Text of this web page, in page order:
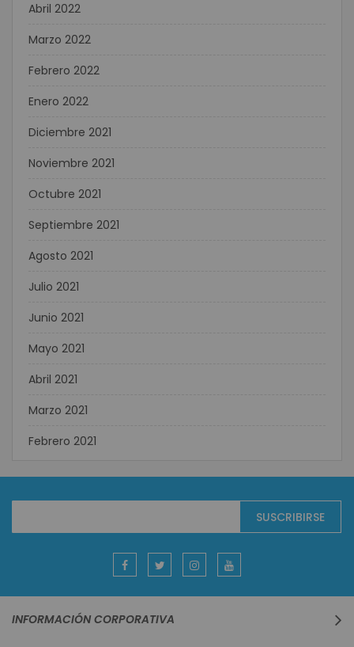
Abril 2022
Marzo 2022
Febrero 2022
Enero 2022
Diciembre 2021
Noviembre 2021
Octubre 2021
Septiembre 2021
Agosto 2021
Julio 2021
Junio 2021
Mayo 2021
Abril 2021
Marzo 2021
Febrero 2021
boletín
SUSCRIBIRSE
INFORMACIÓN CORPORATIVA